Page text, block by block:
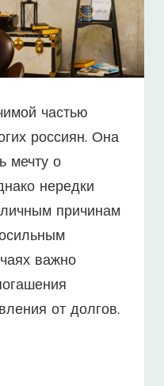
частью
россиян. Она
мечту о
нередки
причинам
важно
от долгов.